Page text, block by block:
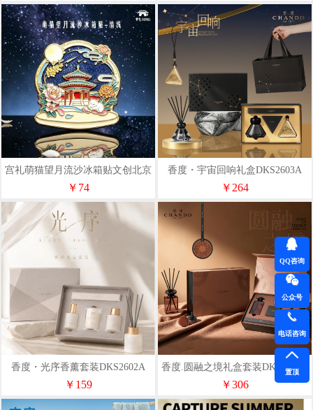
宫礼萌猫望月流沙冰箱贴文创北京
纪念品小礼物伴手礼
￥74
香度・宇宙回响礼盒DKS2603A
￥264
香度・光序香薰套装DKS2602A
￥159
香度.圆融之境礼盒套装DKS2601A
￥306
QQ咨询
公众号
电话咨询
置顶